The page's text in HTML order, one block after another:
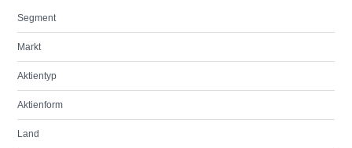
Segment
Markt
Aktientyp
Aktienform
Land